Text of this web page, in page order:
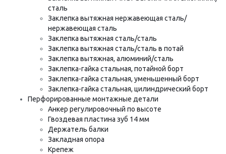
сталь
Заклепка вытяжная нержавеющая сталь/
нержавеющая сталь
Заклепка вытяжная сталь/сталь
Заклепка вытяжная сталь/сталь в потай
Заклепка вытяжная, алюминий/сталь
Заклепка-гайка стальная, потайной борт
Заклепка-гайка стальная, уменьшенный борт
Заклепка-гайка стальная, цилиндрический борт
Перфорированные монтажные детали
Анкер регулировочный по высоте
Гвоздевая пластина зуб 14 мм
Держатель балки
Закладная опора
Крепеж